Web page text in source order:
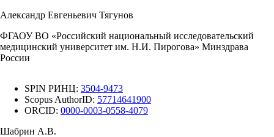
Александр Евгеньевич Тягунов
ФГАОУ ВО «Российский национальный исследовательский
медицинский университет им. Н.И. Пирогова» Минздрава
России
SPIN РИНЦ: 3504-9473
Scopus AuthorID: 57714641900
ORCID: 0000-0003-0558-4079
Шабрин А.В.